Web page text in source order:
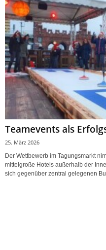
Teamevents als
25. März 2026
Der Wettbewerb im Tagungsmarkt
mittelgroße Hotels außerhalb der
sich gegenüber zentral gelegenen